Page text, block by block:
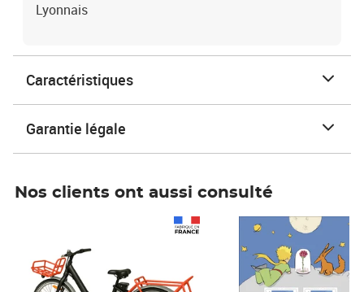
Lyonnais
Caractéristiques
Garantie légale
Nos clients ont aussi consulté
Prix 7,50€